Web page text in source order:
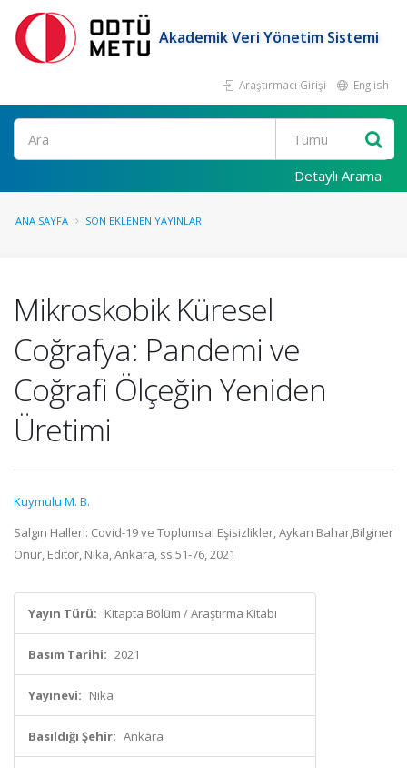
Akademik Veri Yönetim Sistemi
Araştırmacı Girişi English
Ara
Detaylı Arama
ANA SAYFA SON EKLENEN YAYINLAR
Mikroskobik Küresel
Coğrafya: Pandemi ve
Coğrafi Ölçeğin Yeniden
Üretimi
Kuymulu M. B.
Salgın Halleri: Covid-19 ve Toplumsal Eşisizlikler, Aykan Bahar,Bilginer
Onur, Editör, Nika, Ankara, ss.51-76, 2021
Yayın Türü: Kitapta Bölüm / Araştırma Kitabı
Basım Tarihi: 2021
Yayınevi: Nika
Basıldığı Şehir: Ankara